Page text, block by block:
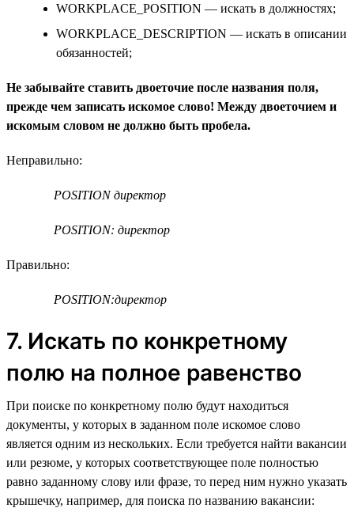
WORKPLACE_POSITION — искать в должностях;
WORKPLACE_DESCRIPTION — искать в описании
обязанностей;
Не забывайте ставить двоеточие после названия поля,
прежде чем записать искомое слово! Между двоеточием и
искомым словом не должно быть пробела.
Неправильно:
POSITION директор
POSITION: директор
Правильно:
POSITION:директор
7. Искать по конкретному
полю на полное равенство
При поиске по конкретному полю будут находиться
документы, у которых в заданном поле искомое слово
является одним из нескольких. Если требуется найти вакансии
или резюме, у которых соответствующее поле полностью
равно заданному слову или фразе, то перед ним нужно указать
крышечку, например, для поиска по названию вакансии: